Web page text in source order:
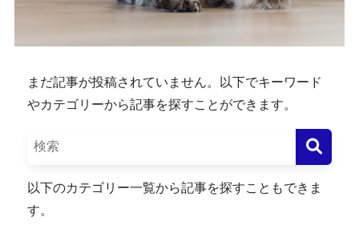
まだ記事が投稿されていません。以下でキーワード
やカテゴリーから記事を探すことができます。
以下のカテゴリー一覧から記事を探すこともできま
す。